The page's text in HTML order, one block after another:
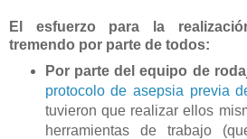
El esfuerzo para la
tremendo por parte de todos:
Por parte del equipo de
protocolo de asepsia previa
tuvieron que realizar ellos
herramientas de trabajo